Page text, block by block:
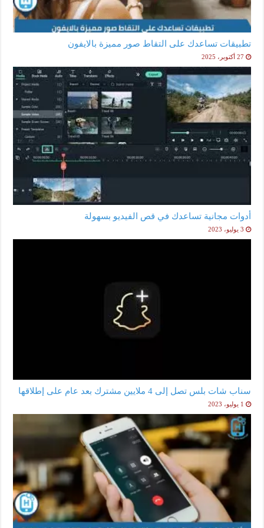
تطبيقات تساعدك على التقاط صور مميزة بالايفون
27 أكتوبر، 2025
أدوات مجانية تساعدك في قص الفيديو بسهولة
3 يوليو، 2023
سناب شات بلس تصل إلى 4 ملايين مشترك بعد عام على إطلاقها
1 يوليو، 2023